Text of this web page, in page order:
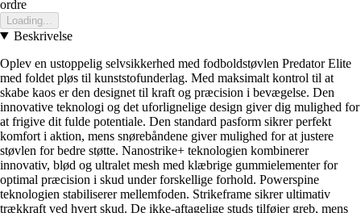
ordre
Loading...
Beskrivelse
Oplev en ustoppelig selvsikkerhed med fodboldstøvlen Predator Elite
med foldet pløs til kunststofunderlag. Med maksimalt kontrol til at
skabe kaos er den designet til kraft og præcision i bevægelse. Den
innovative teknologi og det uforlignelige design giver dig mulighed for
at frigive dit fulde potentiale. Den standard pasform sikrer perfekt
komfort i aktion, mens snørebåndene giver mulighed for at justere
støvlen for bedre støtte. Nanostrike+ teknologien kombinerer
innovativ, blød og ultralet mesh med klæbrige gummielementer for
optimal præcision i skud under forskellige forhold. Powerspine
teknologien stabiliserer mellemfoden. Strikeframe sikrer ultimativ
trækkraft ved hvert skud. De ikke-aftagelige studs tilføjer greb, mens